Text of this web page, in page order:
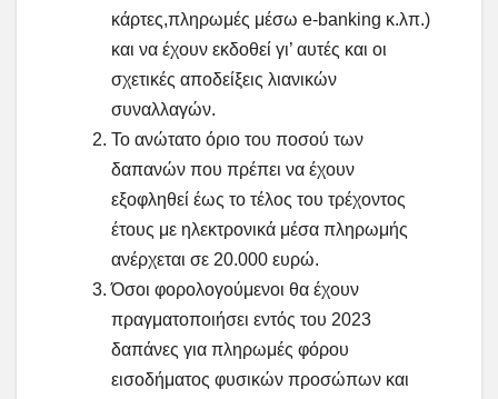
κάρτες,πληρωμές μέσω e-banking κ.λπ.)
και να έχουν εκδοθεί γι’ αυτές και οι
σχετικές αποδείξεις λιανικών
συναλλαγών.
To ανώτατο όριο του ποσού των
δαπανών που πρέπει να έχουν
εξοφληθεί έως το τέλος του τρέχοντος
έτους με ηλεκτρονικά μέσα πληρωμής
ανέρχεται σε 20.000 ευρώ.
Όσοι φορολογούμενοι θα έχουν
πραγματοποιήσει εντός του 2023
δαπάνες για πληρωμές φόρου
εισοδήματος φυσικών προσώπων και